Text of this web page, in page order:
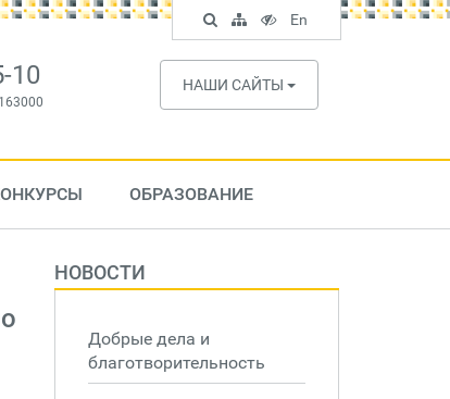
10 НАШИ САЙТЫ
ОБРАЗОВАНИЕ
НОВОСТИ
Добрые дела и
благотворительность
Поиск
по
сайту
Карта
сайта
Версия
для
слабовидящих
En
English